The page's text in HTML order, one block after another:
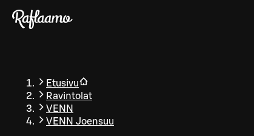
Siirry pääsisältöön
Etusivu
Ravintolat
VENN
VENN Joensuu